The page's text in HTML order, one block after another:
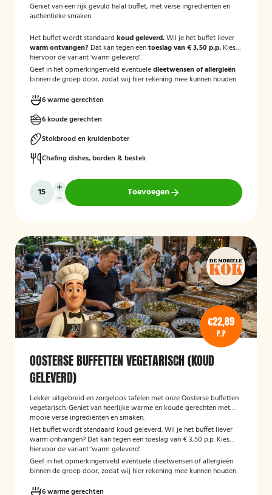
Geniet van een rijk gevuld halal buffet, met verse ingrediënten en
authentieke smaken.
Het buffet wordt standaard koud geleverd.Wil je het buffet liever
warm ontvangen? Dat kan tegen eentoeslag van € 3,50 p.p. Kies
hiervoor de variant 'warm geleverd'.
Geef in het opmerkingenveld eventueledieetwensen of allergieën
binnen de groep door, zodat wij hier rekening mee kunnen houden.
6 warme gerechten
6 koude gerechten
Stokbrood en kruidenboter
Chafing dishes, borden & bestek
Toevoegen
€22,89
P.P
OOSTERSE BUFFETTEN VEGETARISCH (KOUD
GELEVERD)
Lekker uitgebreid en zorgeloos tafelen met onze Oosterse buffetten
vegetarisch. Geniet van heerlijke warme en koude gerechten met
mooie verse ingrediënten en smaken.
Het buffet wordt standaard koud geleverd. Wil je het buffet liever
warm ontvangen? Dat kan tegen een toeslag van € 3,50 p.p. Kies
hiervoor de variant 'warm geleverd'.
Geef in het opmerkingenveld eventuele dieetwensen of allergieën
binnen de groep door, zodat wij hier rekening mee kunnen houden.
6 warme gerechten